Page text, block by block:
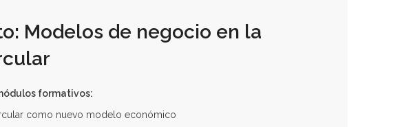
Modelos de negocio en la
formativos:
como nuevo modelo económico